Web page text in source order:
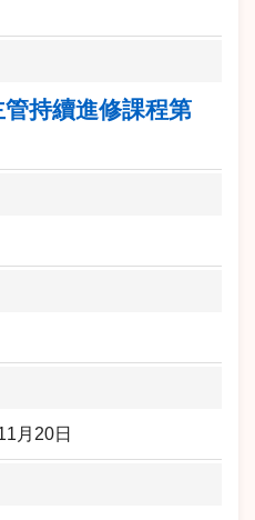
持續進修課程第
月20日